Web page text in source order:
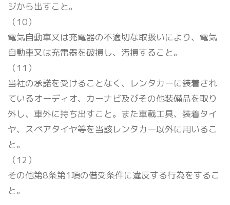
ジから出すこと。
（10）
電気自動車又は充電器の不適切な取扱いにより、電気
自動車又は充電器を破損し、汚損すること。
（11）
当社の承諾を受けることなく、レンタカーに装着され
ているオーディオ、カーナビ及びその他装備品を取り
外し、車外に持ち出すこと。また車載工具、装着タイ
ヤ、スペアタイヤ等を当該レンタカー以外に用いるこ
と。
（12）
その他第8条第1項の借受条件に違反する行為をするこ
と。